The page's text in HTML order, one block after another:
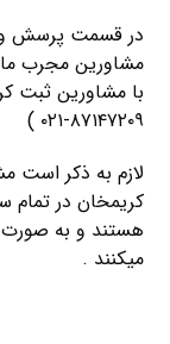
در قسمت پرسش و
مشاورین مجرب ما
با مشاورین ثبت
۸۷۱۴۷۲۰۹-۰۲۱ )
لازم به ذکر
کریمخان در تمام
هستند و به صورت
میکنند .